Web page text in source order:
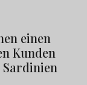
einen
Kunden
Sardinien